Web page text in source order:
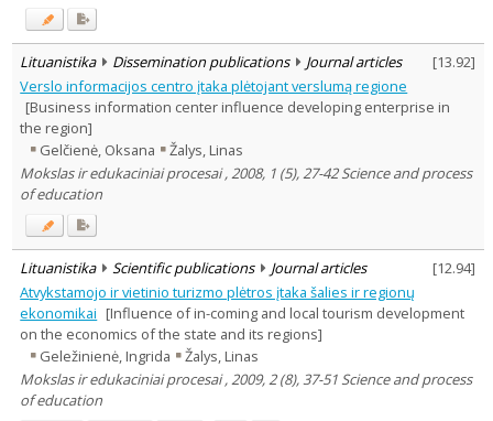
Lituanistika Dissemination publications Journal articles [13.92]
Verslo informacijos centro įtaka plėtojant verslumą regione
[Business information center influence developing enterprise in
the region]
Gelčienė, Oksana
Žalys, Linas
Mokslas ir edukaciniai procesai , 2008, 1 (5), 27-42 Science and process
of education
Lituanistika Scientific publications Journal articles [12.94]
Atvykstamojo ir vietinio turizmo plėtros įtaka šalies ir regionų
ekonomikai [Influence of in-coming and local tourism development
on the economics of the state and its regions]
Geležinienė, Ingrida
Žalys, Linas
Mokslas ir edukaciniai procesai , 2009, 2 (8), 37-51 Science and process
of education